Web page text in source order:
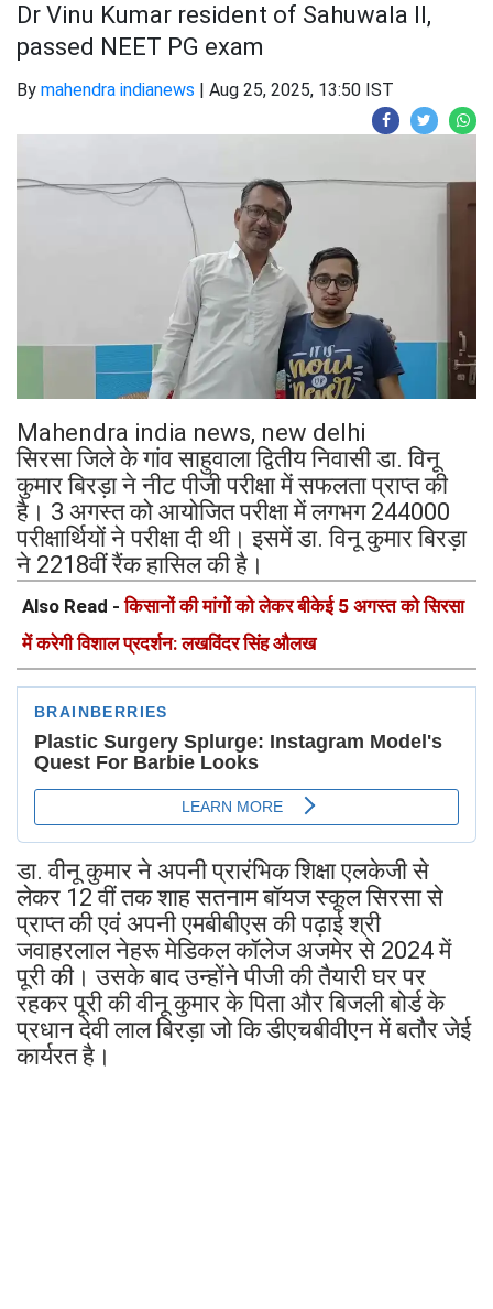
Dr Vinu Kumar resident of Sahuwala II,
passed NEET PG exam
By mahendra indianews | Aug 25, 2025, 13:50 IST
Mahendra india news, new delhi
सिरसा जिले के गांव साहुवाला द्वितीय निवासी डा. विनू
कुमार बिरड़ा ने नीट पीजी परीक्षा में सफलता प्राप्त की
है। 3 अगस्त को आयोजित परीक्षा में लगभग 244000
परीक्षार्थियों ने परीक्षा दी थी। इसमें डा. विनू कुमार बिरड़ा
ने 2218वीं रैंक हासिल की है।
Also Read -किसानों की मांगों को लेकर बीकेई 5 अगस्त को सिरसा
में करेगी विशाल प्रदर्शन: लखविंदर सिंह औलख
डा. वीनू कुमार ने अपनी प्रारंभिक शिक्षा एलकेजी से
लेकर 12 वीं तक शाह सतनाम बॉयज स्कूल सिरसा से
प्राप्त की एवं अपनी एमबीबीएस की पढ़ाई श्री
जवाहरलाल नेहरू मेडिकल कॉलेज अजमेर से 2024 में
पूरी की। उसके बाद उन्होंने पीजी की तैयारी घर पर
रहकर पूरी की वीनू कुमार के पिता और बिजली बोर्ड के
प्रधान देवी लाल बिरड़ा जो कि डीएचबीवीएन में बतौर जेई
कार्यरत है।